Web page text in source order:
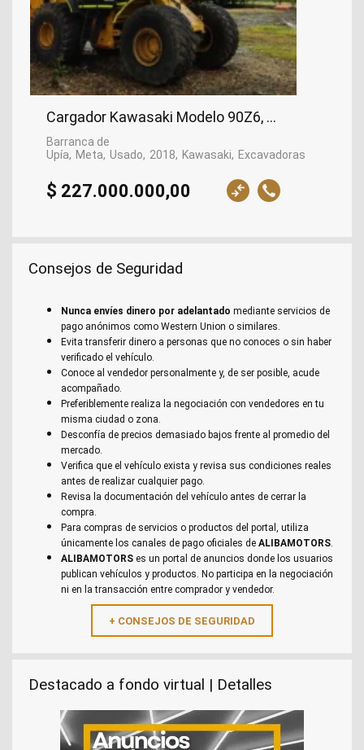
Cargador Kawasaki Modelo 90Z6, 2018
Barranca de
Upía
Meta Usado 2018 Kawasaki Excavadoras
$ 227.000.000,00
Consejos de Seguridad
Nunca envíes dinero por adelantado mediante servicios de
pago anónimos como Western Union o similares.
Evita transferir dinero a personas que no conoces o sin haber
verificado el vehículo.
Conoce al vendedor personalmente y, de ser posible, acude
acompañado.
Preferiblemente realiza la negociación con vendedores en tu
misma ciudad o zona.
Desconfía de precios demasiado bajos frente al promedio del
mercado.
Verifica que el vehículo exista y revisa sus condiciones reales
antes de realizar cualquier pago.
Revisa la documentación del vehículo antes de cerrar la
compra.
Para compras de servicios o productos del portal, utiliza
únicamente los canales de pago oficiales de ALIBAMOTORS.
ALIBAMOTORS es un portal de anuncios donde los usuarios
publican vehículos y productos. No participa en la negociación
ni en la transacción entre comprador y vendedor.
Destacado a fondo virtual | Detalles